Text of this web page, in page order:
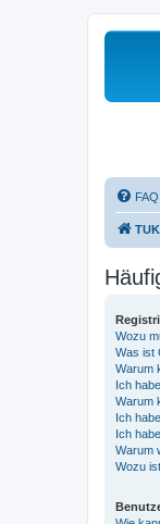
FAQ
Wozu
Was ist
Warum
Ich
Warum
Ich
Ich
Warum
Wozu